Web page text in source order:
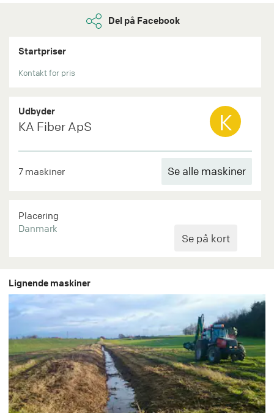
Del på Facebook
Startpriser
Kontakt for pris
Udbyder
KA Fiber ApS K
7 maskiner Se alle maskiner
Placering
Danmark
Lignende maskiner